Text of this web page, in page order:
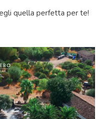
quella perfetta per te!